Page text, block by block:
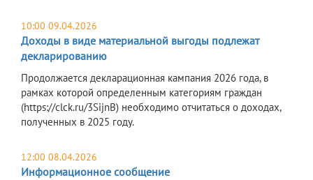
10:00 09.04.2026
Доходы в виде материальной выгоды подлежат
декларированию
Продолжается декларационная кампания 2026 года, в
рамках которой определенным категориям граждан
(https://clck.ru/3SijnB) необходимо отчитаться о доходах,
полученных в 2025 году.
12:00 08.04.2026
Информационное сообщение